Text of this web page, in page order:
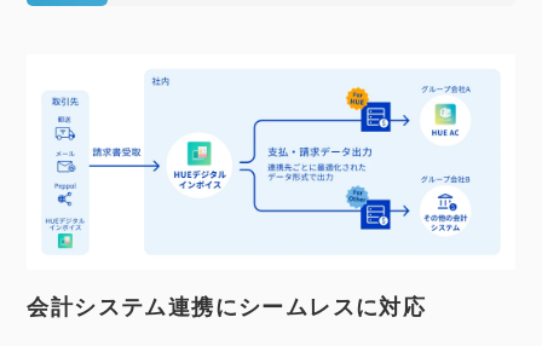
会計システム連携にシームレスに対応